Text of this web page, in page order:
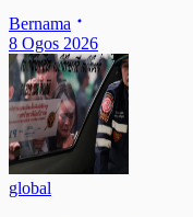
Bernama
8 Ogos 2026
global